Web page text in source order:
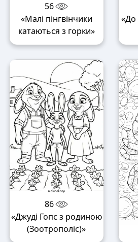
56
«Малі пінгвінчики
катаються з горки»
«До
86
«Джуді Гопс з родиною
(Зоотрополіс)»